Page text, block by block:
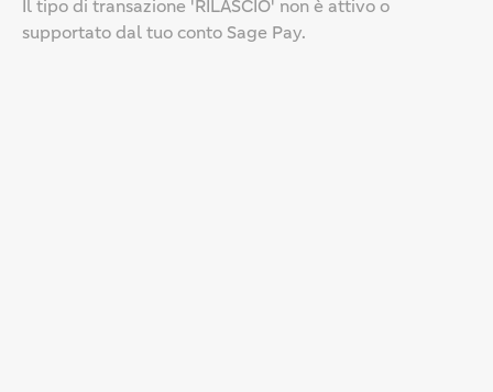
Il tipo di transazione 'RILASCIO' non è attivo o
supportato dal tuo conto Sage Pay.